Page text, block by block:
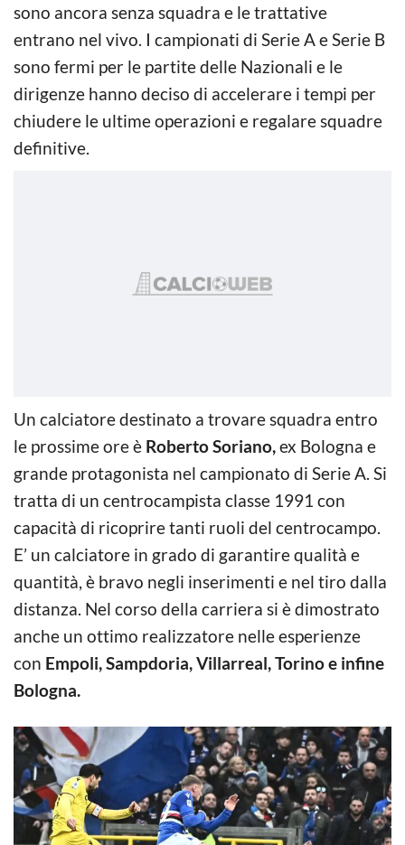
sono ancora senza squadra e le trattative
entrano nel vivo. I campionati di Serie A e Serie B
sono fermi per le partite delle Nazionali e le
dirigenze hanno deciso di accelerare i tempi per
chiudere le ultime operazioni e regalare squadre
definitive.
Un calciatore destinato a trovare squadra entro
le prossime ore è Roberto Soriano,ex Bologna e
grande protagonista nel campionato di Serie A. Si
tratta di un centrocampista classe 1991 con
capacità di ricoprire tanti ruoli del centrocampo.
E’ un calciatore in grado di garantire qualità e
quantità, è bravo negli inserimenti e nel tiro dalla
distanza. Nel corso della carriera si è dimostrato
anche un ottimo realizzatore nelle esperienze
con Empoli, Sampdoria, Villarreal, Torino e infine
Bologna.